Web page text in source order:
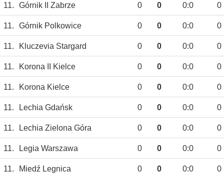
11. Górnik II Zabrze 0 0 0:0 0
11. Górnik Polkowice 0 0 0:0 0
11. Kluczevia Stargard 0 0 0:0 0
11. Korona II Kielce 0 0 0:0 0
11. Korona Kielce 0 0 0:0 0
11. Lechia Gdańsk 0 0 0:0 0
11. Lechia Zielona Góra 0 0 0:0 0
11. Legia Warszawa 0 0 0:0 0
11. Miedź Legnica 0 0 0:0 0